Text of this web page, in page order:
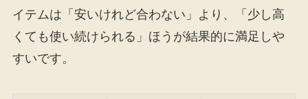
イテムは「安いけれど合わない」より、「少し高
くても使い続けられる」ほうが結果的に満足しや
すいです。